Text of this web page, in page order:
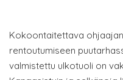
Kokoontaitettava
rentoutumiseen
valmistettu ulkotuoli on